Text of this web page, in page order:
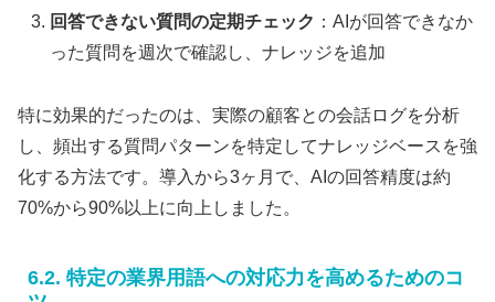
回答できない質問の定期チェック ：AIが回答できなか
った質問を週次で確認し、ナレッジを追加
特に効果的だったのは、実際の顧客との会話ログを分析
し、頻出する質問パターンを特定してナレッジベースを強
化する方法です。導入から3ヶ月で、AIの回答精度は約
70%から90%以上に向上しました。
6.2. 特定の業界用語への対応力を高めるためのコ